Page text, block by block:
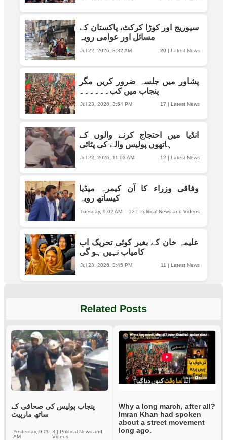
سیوریج اور کوڑا کرکٹ، پاکستان کے
مسائل اور عوامی رویہ
20 | Latest News
Jul 22, 2026, 8:32 AM
پشاور میں جلسہ ضرور کریں مگر
پنجاب میں کب۔۔۔۔۔۔
17 | Latest News
Jul 23, 2026, 3:54 PM
انڈیا میں احتجاج کرنے والوں کے
ہاتھوں پولیس والے کی پٹائی
12 | Latest News
Jul 22, 2026, 11:03 AM
وفاقی وزراء کا آن کیمرہ میڈیا
کیساتھ رویہ
12 | Political News and Videos
Tuesday, 9:02 AM
علیمہ خان کے بغیر کوئی تحریک اب
کامیاب نہیں ہو گی
11 | Latest News
Jul 23, 2026, 3:45 PM
Related Posts
پنجاب پولیس کی صحافی کے
ساتھ مارپیٹ
3 |Political News and
Videos
Yesterday, 9:09
AM
Why a long march, after all?
Imran Khan had spoken
about a street movement
long ago.